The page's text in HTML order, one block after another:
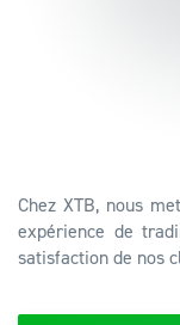
Chez XTB, nous
expérience de
satisfaction de nos